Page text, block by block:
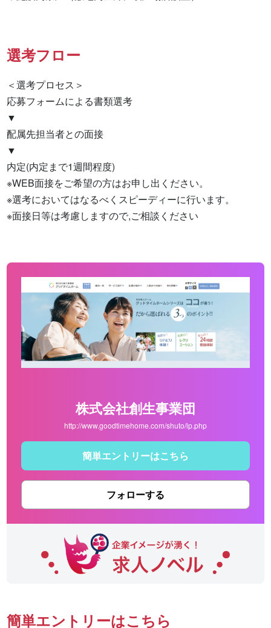
選考フロー
＜選考プロセス＞
応募フォームによる書類選考
▼
配属先担当者との面接
▼
内定(内定まで1週間程度)
※WEB面接をご希望の方はお申し出ください。
※選考においてはなるべくスピーディーに行います。
※面接日等は考慮しますので,ご相談ください
株式会社創生事業団
http://www.goodtimehome.com/shuto/lp.php
簡単エントリーはこちら
フォローする
簡単エントリーはこちら